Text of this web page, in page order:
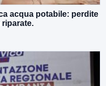
acqua potabile: perdite
riparate.